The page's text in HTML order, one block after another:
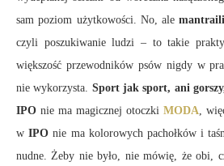
sam poziom użytkowości. No, ale
czyli poszukiwanie ludzi – to takie
większość przewodników psów nigdy w
nie wykorzysta. Sport jak sport, ani
IPO nie ma magicznej otoczki MODA ,
wIPO nie ma kolorowych pachołków i
nudne. Żeby nie było, nie mówię, że obi,